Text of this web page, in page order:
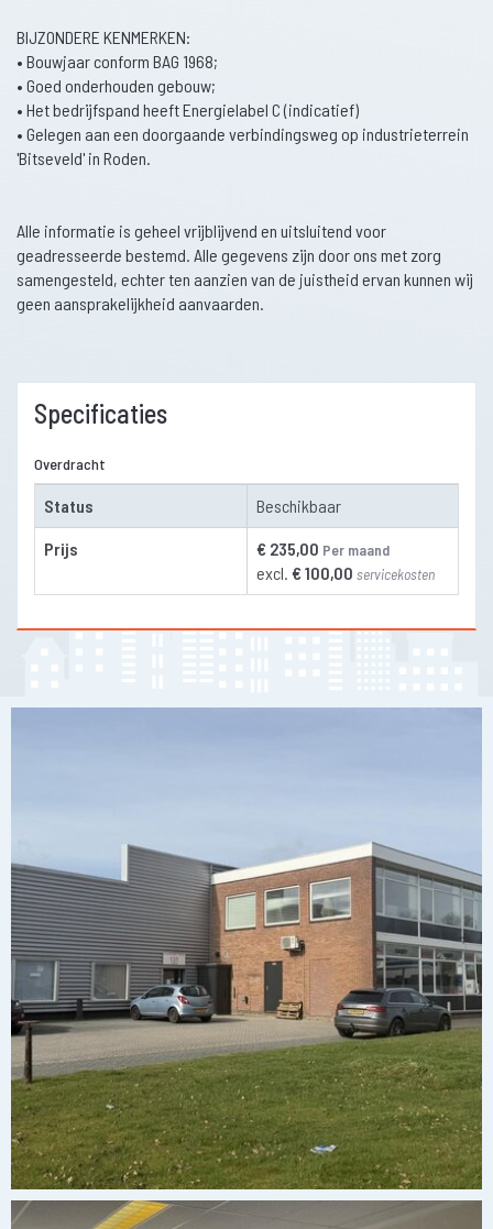
BIJZONDERE KENMERKEN:
• Bouwjaar conform BAG 1968;
• Goed onderhouden gebouw;
• Het bedrijfspand heeft Energielabel C (indicatief)
• Gelegen aan een doorgaande verbindingsweg op industrieterrein
'Bitseveld' in Roden.
Alle informatie is geheel vrijblijvend en uitsluitend voor
geadresseerde bestemd. Alle gegevens zijn door ons met zorg
samengesteld, echter ten aanzien van de juistheid ervan kunnen wij
geen aansprakelijkheid aanvaarden.
Specificaties
Overdracht
Status Beschikbaar
Prijs € 235,00 Per maand
excl. € 100,00 servicekosten